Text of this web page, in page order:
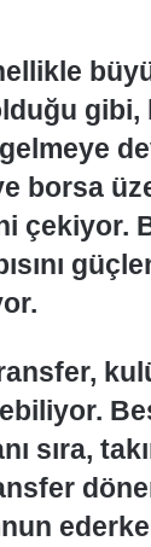
gibi,
borsa
çekiyor.
sıra,